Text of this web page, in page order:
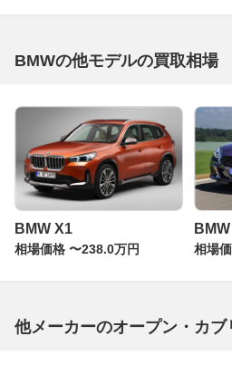
BMWの他モデルの買取相場
BMW X1
相場価格 〜238.0万円 相場
他メーカーのオープン・カ